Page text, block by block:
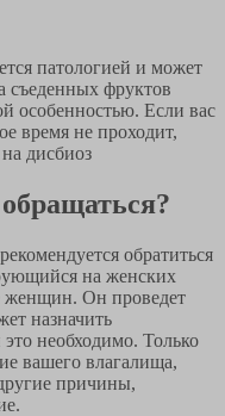
патологией и может
съеденных фруктов
особенностью. Если вас
время не проходит,
дисбиоз
обратиться
на женских
женщин. Он проведет
назначить
необходимо. Только
вашего влагалища,
причины,